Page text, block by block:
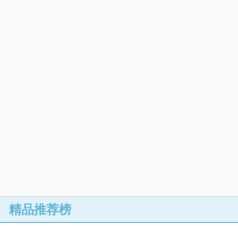
精品推荐榜